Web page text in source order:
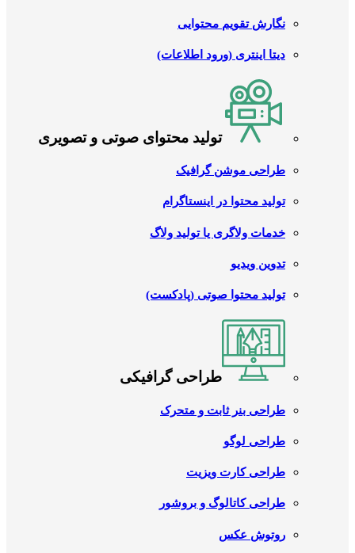
نگارش تقویم محتوایی
دیتا اینتری (ورود اطلاعات)
تولید محتوای صوتی و تصویری
طراحی موشن گرافیک
تولید محتوا در اینستاگرام
خدمات ولاگری یا تولید ولاگ
تدوین ویدیو
تولید محتوا صوتی (پادکست)
طراحی گرافیکی
طراحی بنر ثابت و متحرک
طراحی لوگو
طراحی کارت ویزیت
طراحی کاتالوگ و بروشور
روتوش عکس